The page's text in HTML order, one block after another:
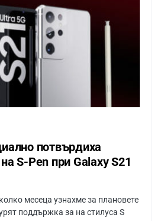
потвърдиха
S-Pen при Galaxy S21
месеца узнахме за плановете
поддържка за на стилуса S